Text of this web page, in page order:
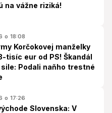
na vážne riziká!
o 18:08
Korčokovej manželky
tisíc eur od PS! Škandál
Podali naňho trestné
o 17:26
Slovenska: V